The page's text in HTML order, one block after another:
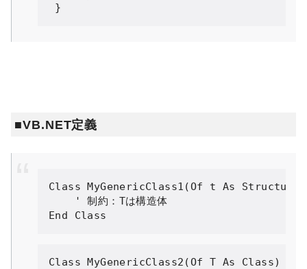
}
■VB.NET定義
Class MyGenericClass1 (Of t As Structure
' 制約：Tは構造体
End Class
Class MyGenericClass2 (Of T As Class)